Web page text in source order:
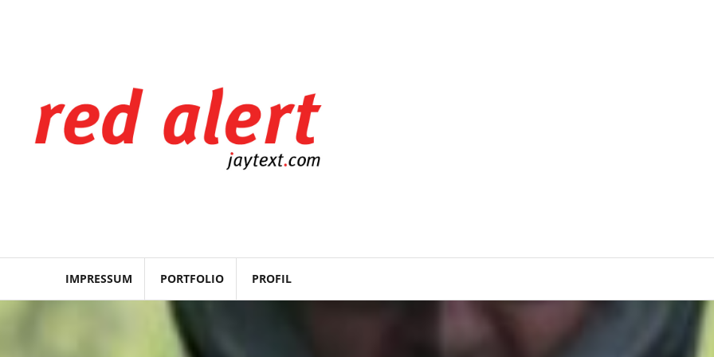
IMPRESSUM PORTFOLIO PROFIL